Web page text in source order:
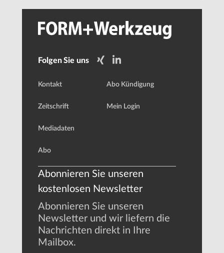
Folgen Sie uns
Kontakt
Zeitschrift
Mediadaten
Abo
Abo Kündigung
Mein Login
Abonnieren Sie unseren
kostenlosen Newsletter
Abonnieren Sie unseren
Newsletter und wir liefern die
Nachrichten direkt in Ihre
Mailbox.